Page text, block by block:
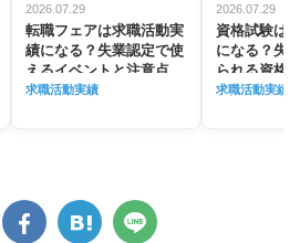
2026.07.29
転職フェアは求職活動実
績になる？失業認定で使
えるイベントと注意点を
解説
求職活動実績
2026.07.29
資格試験は
になる？失
られる資格
説
求職活動実績